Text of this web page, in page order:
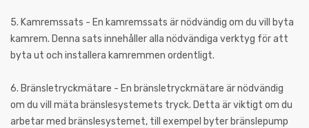
5. Kamremssats - En kamremssats är nödvändig om du vill byta
kamrem. Denna sats innehåller alla nödvändiga verktyg för att
byta ut och installera kamremmen ordentligt.
6. Bränsletryckmätare - En bränsletryckmätare är nödvändig
om du vill mäta bränslesystemets tryck. Detta är viktigt om du
arbetar med bränslesystemet, till exempel byter bränslepump